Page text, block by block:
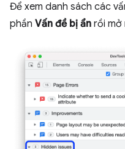
Để xem danh sách các
phần Vấn đề bị ẩn rồi mở